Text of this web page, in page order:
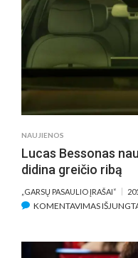
NAUJIENOS
Lucas Bessonas
didina greičio ribą
„GARSŲ PASAULIO ĮRAŠAI“
KOMENTAVIMAS